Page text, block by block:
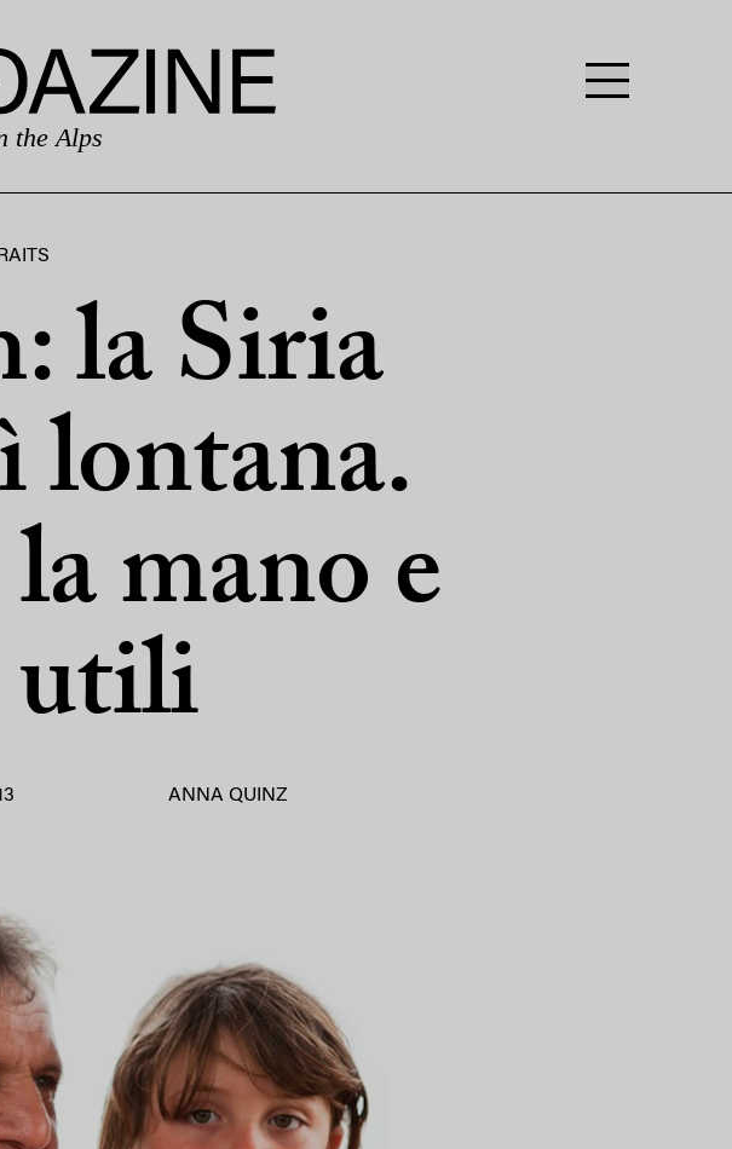
the Alps
la Siria
lontana.
mano e
utili
ANNA QUINZ